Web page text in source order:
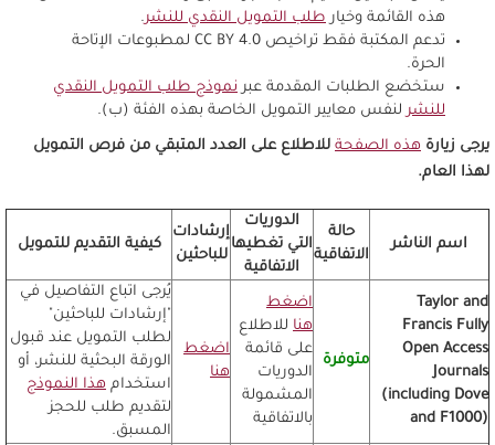
هذه القائمة وخيار طلب التمويل النقدي للنشر .
تدعم المكتبة فقط تراخيص CC BY 4.0 لمطبوعات الإتاحة
الحرة.
ستخضع الطلبات المقدمة عبر نموذج طلب التمويل النقدي
للنشر لنفس معايير التمويل الخاصة بهذه الفئة (ب).
يرجى زيارة هذه الصفحة للاطلاع على العدد المتبقي من فرص التمويل
لهذا العام.
اسم الناشر
حالة
الاتفاقية
الدوريات
التي تغطيها
الاتفاقية
إرشادات
للباحثين
كيفية التقديم للتمويل
Taylor and
Francis Fully
Open Access
Journals
(including Dove
and F1000)
متوفرة
اضغط
هنا للاطلاع
على قائمة
الدوريات
المشمولة
بالاتفاقية
اضغط
هنا
يُرجى اتباع التفاصيل في
"إرشادات للباحثين"
لطلب التمويل عند قبول
الورقة البحثية للنشر، أو
استخدام هذا النموذج
لتقديم طلب للحجز
المسبق.